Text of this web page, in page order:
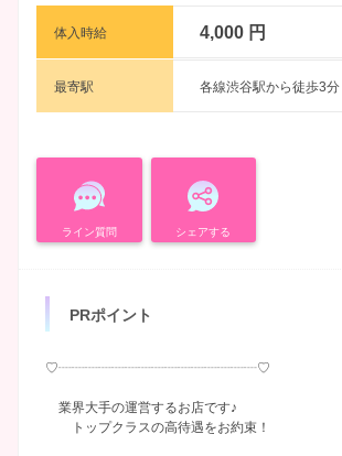
体入時給 4,000 円
最寄駅 各線渋谷駅から徒歩3分
ライン質問 シェアする
PRポイント
♡┈┈┈┈┈┈┈┈┈┈┈┈┈┈┈♡
業界大手の運営するお店です♪
トップクラスの高待遇をお約束！